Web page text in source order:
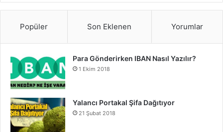
Popüler Son Eklenen Yorumlar
Para Gönderirken IBAN Nasıl Yazılır?
1 Ekim 2018
Yalancı Portakal Şifa Dağıtıyor
21 Şubat 2018